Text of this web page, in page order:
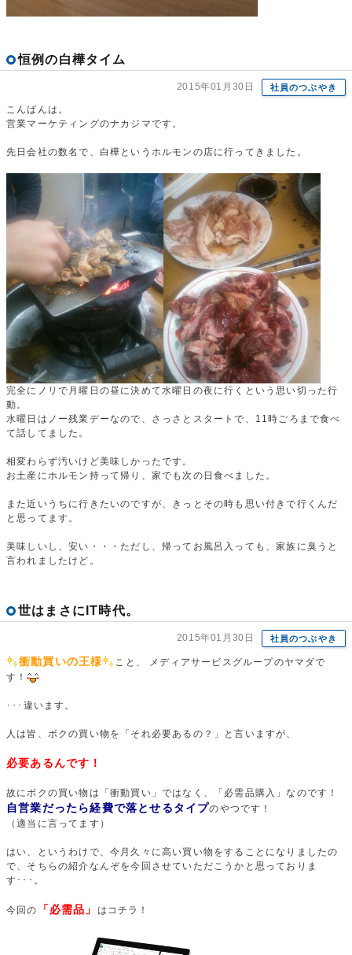
恒例の白樺タイム
2015年01月30日 社員のつぶやき
こんばんは。
営業マーケティングのナカジマです。
先日会社の数名で、白樺というホルモンの店に行ってきました。
完全にノリで月曜日の昼に決めて水曜日の夜に行くという思い切った行
動。
水曜日はノー残業デーなので、さっさとスタートで、11時ごろまで食べ
て話してました。
相変わらず汚いけど美味しかったです。
お土産にホルモン持って帰り、家でも次の日食べました。
また近いうちに行きたいのですが、きっとその時も思い付きで行くんだ
と思ってます。
美味しいし、安い・・・ただし、帰ってお風呂入っても、家族に臭うと
言われましたけど。
世はまさにIT時代。
2015年01月30日 社員のつぶやき
衝動買いの王様
こと、 メディアサービスグループのヤマダで
す！
･･･違います。
人は皆、ボクの買い物を「それ必要あるの？」と言いますが、
必要あるんです！
故にボクの買い物は「衝動買い」ではなく、「必需品購入」なのです！
自営業だったら経費で落とせるタイプのやつです！
（適当に言ってます）
はい、というわけで、今月久々に高い買い物をすることになりましたの
で、そちらの紹介なんぞを今回させていただこうかと思っておりま
す･･･。
今回の 「必需品」 はコチラ！